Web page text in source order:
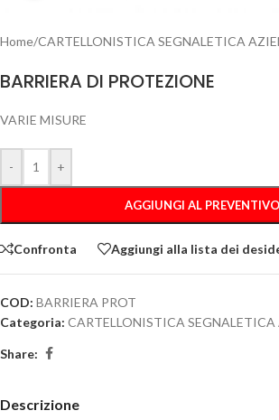
Home/CARTELLONISTICA SEGNALETICA
BARRIERA DI PROTEZIONE
VARIE MISURE
- +
AGGIUNGI AL PREVENTIVO
Confronta Aggiungi alla lista dei
COD: BARRIERA PROT
Categoria: CARTELLONISTICA SEGNALETICA
Share:
Descrizione